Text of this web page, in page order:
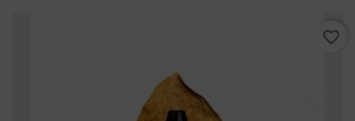
favorite_border